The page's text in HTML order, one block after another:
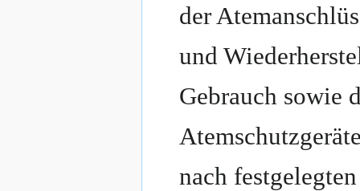
der
und
Gebrauch sowie
nach